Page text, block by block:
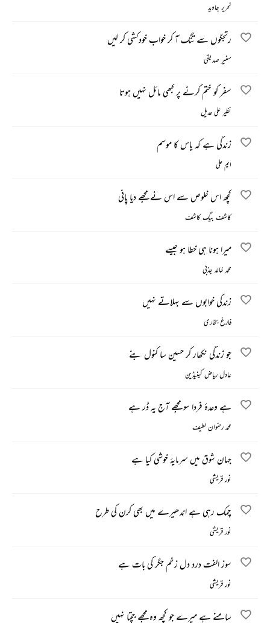
نحریر جاوید
رتجگوں سے تنگ آ کر خواب خودکشی کر لیں
سفیر صدیقی
سفر کو ختم کرنے پر کبھی مائل نہیں ہوتا
نظیر علی عدیل
زندگی ہے کہ یاس کا موسم
ایم علی
کچھ اس خلوص سے اس نے مجھے دیا پانی
کاشف بیگ کاشف
میرا ہونا ہی خطا ہو جیسے
محمد خالد جذبی
زندگی خوابوں سے بہلاتے نہیں
فارغ بخاری
جو زندگی نکھار کر حسین سا کنول بنے
عادل ریاض کینیڈین
ہے وعدۂ فردا سو مجھے آج یہ ڈر ہے
محمد رضوان لطیف
جہان شوق میں سرمایۂ خوشی کیا ہے
نور قریشی
چمک رہی ہے اندھیرے میں بھی کرن کی طرح
نور قریشی
سوز الفت درد دل زخم جگر کی بات ہے
نور قریشی
سامنے ہے میرے جو کچھ وہ مجھے جچتا نہیں